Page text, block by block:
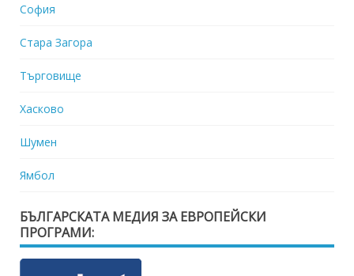
София
Стара Загора
Търговище
Хасково
Шумен
Ямбол
БЪЛГАРСКАТА МЕДИЯ ЗА ЕВРОПЕЙСКИ
ПРОГРАМИ: